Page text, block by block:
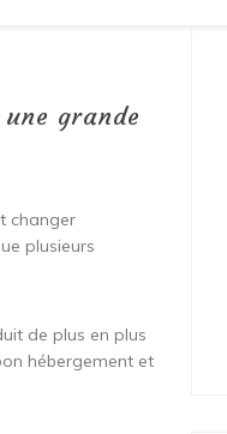
grande
changer
plusieurs
de plus en plus
hébergement et